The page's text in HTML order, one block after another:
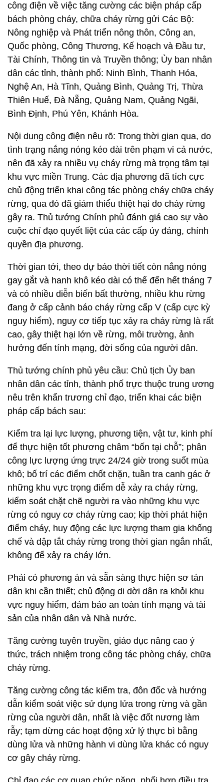
công điện về việc tăng cường các biện pháp cấp
bách phòng cháy, chữa cháy rừng gửi Các Bộ:
Nông nghiệp và Phát triển nông thôn, Công an,
Quốc phòng, Công Thương, Kế hoạch và Đầu tư,
Tài Chính, Thông tin và Truyền thông; Ủy ban nhân
dân các tỉnh, thành phố: Ninh Bình, Thanh Hóa,
Nghệ An, Hà Tĩnh, Quảng Bình, Quảng Trị, Thừa
Thiên Huế, Đà Nẵng, Quảng Nam, Quảng Ngãi,
Bình Định, Phú Yên, Khánh Hòa.
Nội dung công điện nêu rõ: Trong thời gian qua, do
tình trạng nắng nóng kéo dài trên phạm vi cả nước,
nên đã xảy ra nhiều vụ cháy rừng mà trọng tâm tại
khu vực miền Trung. Các địa phương đã tích cực
chủ động triển khai công tác phòng cháy chữa cháy
rừng, qua đó đã giảm thiểu thiệt hại do cháy rừng
gây ra. Thủ tướng Chính phủ đánh giá cao sự vào
cuộc chỉ đạo quyết liệt của các cấp ủy đảng, chính
quyền địa phương.
Thời gian tới, theo dự báo thời tiết còn nắng nóng
gay gắt và hanh khô kéo dài có thể đến hết tháng 7
và có nhiều diễn biến bất thường, nhiều khu rừng
đang ở cấp cảnh báo cháy rừng cấp V (cấp cực kỳ
nguy hiểm), nguy cơ tiếp tục xảy ra cháy rừng là rất
cao, gây thiệt hại lớn về rừng, môi trường, ảnh
hưởng đến tính mạng, đời sống của người dân.
Thủ tướng chính phủ yêu cầu: Chủ tịch Ủy ban
nhân dân các tỉnh, thành phố trực thuộc trung ương
nêu trên khẩn trương chỉ đạo, triển khai các biện
pháp cấp bách sau:
Kiểm tra lại lực lượng, phương tiện, vật tư, kinh phí
để thực hiện tốt phương châm “bốn tại chỗ”; phân
công lực lượng ứng trực 24/24 giờ trong suốt mùa
khô; bố trí các điểm chốt chặn, tuần tra canh gác ở
những khu vực trọng điểm dễ xảy ra cháy rừng,
kiểm soát chặt chẽ người ra vào những khu vực
rừng có nguy cơ cháy rừng cao; kịp thời phát hiện
điểm cháy, huy động các lực lượng tham gia khống
chế và dập tắt cháy rừng trong thời gian ngắn nhất,
không để xảy ra cháy lớn.
Phải có phương án và sẵn sàng thực hiện sơ tán
dân khi cần thiết; chủ động di dời dân ra khỏi khu
vực nguy hiểm, đảm bảo an toàn tính mạng và tài
sản của nhân dân và Nhà nước.
Tăng cường tuyên truyền, giáo dục nâng cao ý
thức, trách nhiệm trong công tác phòng cháy, chữa
cháy rừng.
Tăng cường công tác kiểm tra, đôn đốc và hướng
dẫn kiểm soát việc sử dụng lửa trong rừng và gần
rừng của người dân, nhất là việc đốt nương làm
rẫy; tạm dừng các hoạt động xử lý thực bì bằng
dùng lửa và những hành vi dùng lửa khác có nguy
cơ gây cháy rừng.